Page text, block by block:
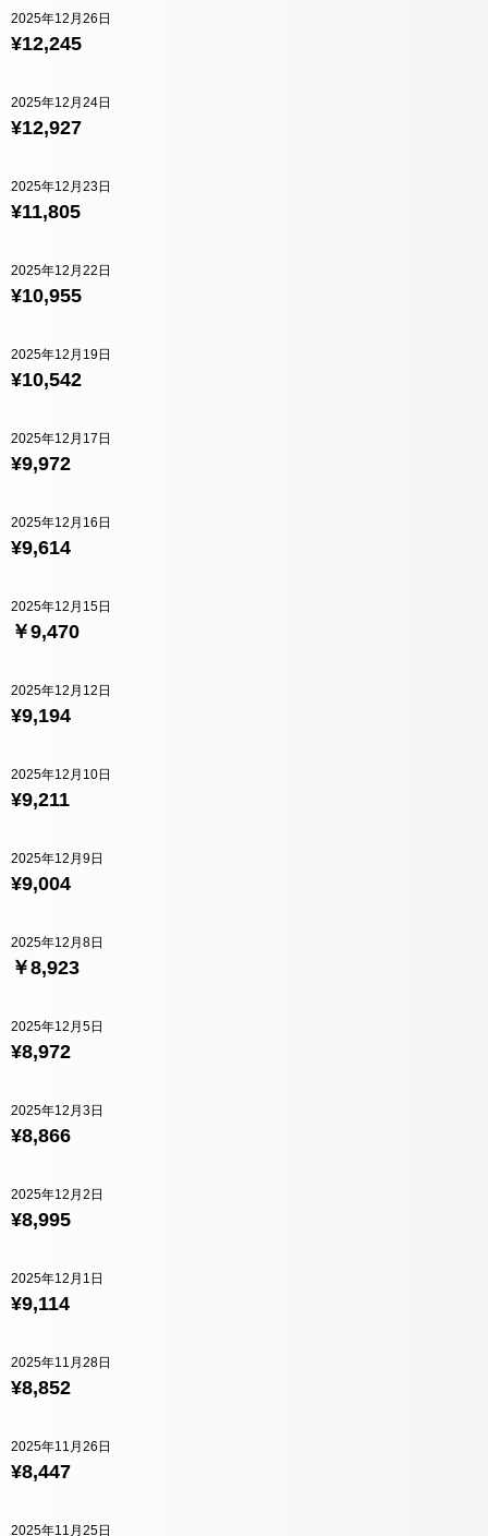
¥12,245
2025年12月26日
¥12,927
2025年12月24日
¥11,805
2025年12月23日
¥10,955
2025年12月22日
¥10,542
2025年12月19日
¥9,972
2025年12月17日
¥9,614
2025年12月16日
￥9,470
2025年12月15日
¥9,194
2025年12月12日
¥9,211
2025年12月10日
¥9,004
2025年12月9日
￥8,923
2025年12月8日
¥8,972
2025年12月5日
¥8,866
2025年12月3日
¥8,995
2025年12月2日
¥9,114
2025年12月1日
¥8,852
2025年11月28日
¥8,447
2025年11月26日
2025年11月25日